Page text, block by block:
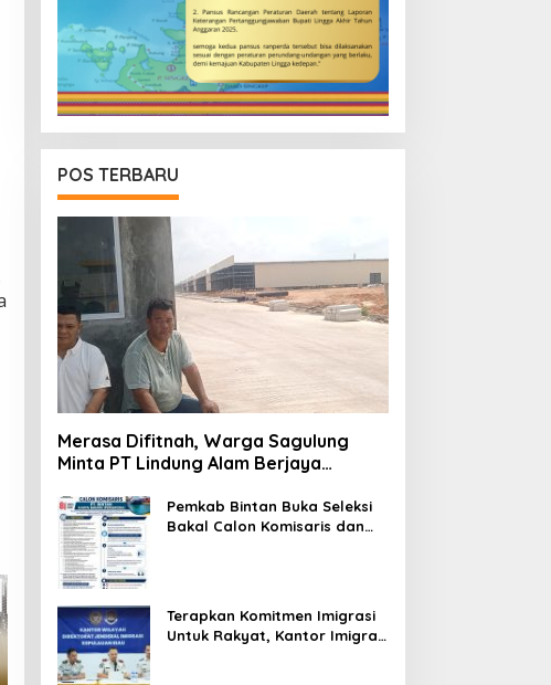
POS TERBARU
Merasa Difitnah, Warga Sagulung
Minta PT Lindung Alam Berjaya
MasyarakatPemkab Bintan Buka Seleksi
Bakal Calon Komisaris dan
Terapkan Komitmen Imigrasi
Untuk Rakyat, Kantor Imigrasi